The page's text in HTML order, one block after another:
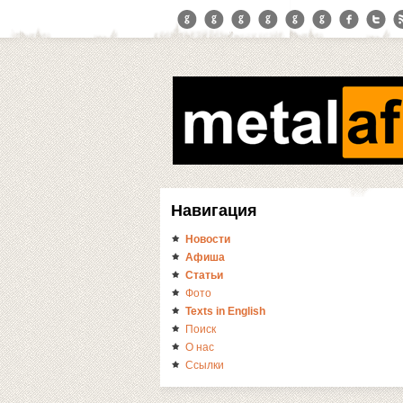
Навигация
Новости
Афиша
Статьи
Фото
Texts in English
Поиск
О нас
Ссылки